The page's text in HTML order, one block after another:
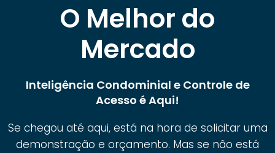
O Melhor do
Mercado
Inteligência Condominial e Controle de
Acesso é Aqui!
Se chegou até aqui, está na hora de solicitar uma
demonstração e orçamento. Mas se não está